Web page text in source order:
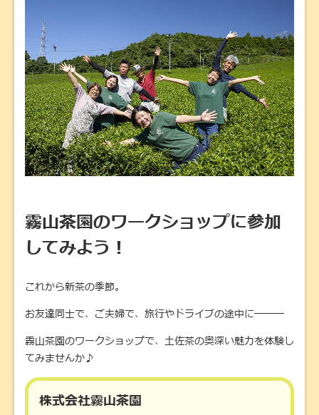
霧山茶園のワークショップに参加
してみよう！
これから新茶の季節。
お友達同士で、ご夫婦で、旅行やドライブの途中に―――
霧山茶園のワークショップで、土佐茶の奥深い魅力を体験し
てみませんか♪
株式会社霧山茶園